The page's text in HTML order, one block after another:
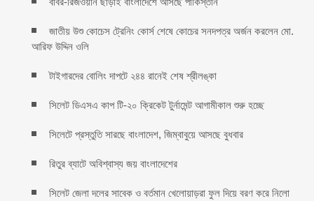
জাতীয় উশু কোচেস ট্রেনিং কোর্স শেষে কোচের সনদপত্র অর্জন করলেন মো.
আরিফ উদ্দিন ওলি
টাইগারদের বোলিং দাপটে ২৪৪ রানেই শেষ শ্রীলঙ্কা
সিলেট ডিএসএ কাপ টি-২০ ক্রিকেট টুর্নামেন্ট আগামীকাল শুরু হচ্ছে
সিলেটে প্রস্তুতি সারছে বাংলাদেশ, জিম্বাবুয়ে আসছে বুধবার
রিতুর ব্যাটে অবিশ্বাস্য জয় বাংলাদেশের
সিলেট জেলা দলের সাবেক ও বর্তমান খেলোয়াড়রা ফুল দিয়ে বরণ করে নিলো